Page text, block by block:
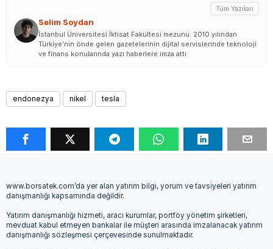
Selim Soydan
Tüm Yazıları
İstanbul Üniversitesi İktisat Fakültesi mezunu. 2010 yılından
Türkiye'nin önde gelen gazetelerinin dijital servislerinde teknoloji
ve finans konularında yazı haberlere imza attı
endonezya nikel tesla
www.borsatek.com’da yer alan yatırım bilgi, yorum ve tavsiyeleri yatırım
danışmanlığı kapsamında değildir.
Yatırım danışmanlığı hizmeti, aracı kurumlar, portföy yönetim şirketleri,
mevduat kabul etmeyen bankalar ile müşteri arasında imzalanacak yatırım
danışmanlığı sözleşmesi çerçevesinde sunulmaktadır.